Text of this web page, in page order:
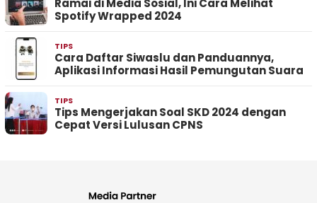
Ramai di Media Sosial, Ini Cara Melihat
Spotify Wrapped 2024
TIPS
Cara Daftar Siwaslu dan Panduannya,
Aplikasi Informasi Hasil Pemungutan Suara
TIPS
Tips Mengerjakan Soal SKD 2024 dengan
Cepat Versi Lulusan CPNS